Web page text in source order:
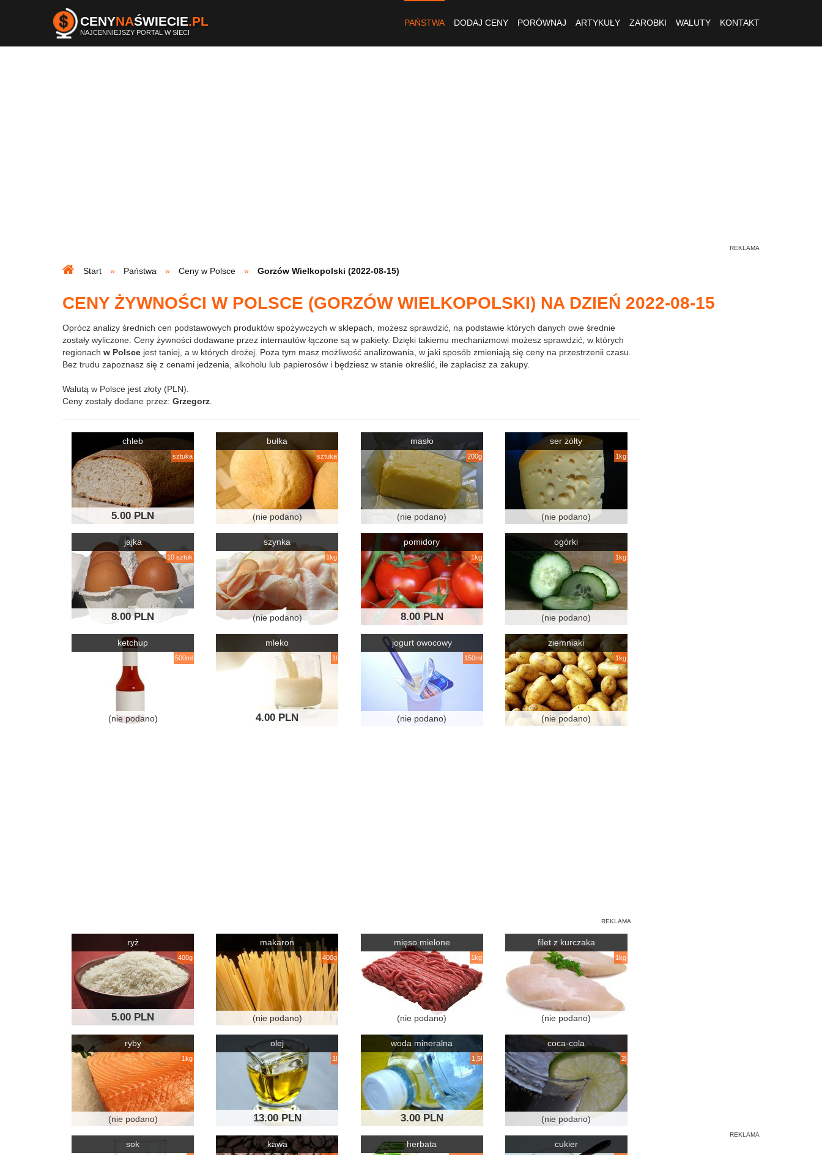
CENYNAŚWIECIE.PL
NAJCENNIEJSZY PORTAL W SIECI
PAŃSTWA DODAJ CENY PORÓWNAJ ARTYKUŁY ZAROBKI WALUTY KONTAKT
Start Państwa Ceny w Polsce Gorzów Wielkopolski (2022-08-15)
CENY ŻYWNOŚCI W POLSCE (GORZÓW WIELKOPOLSKI) NA DZIEŃ 2022-08-15
Oprócz analizy średnich cen podstawowych produktów spożywczych w sklepach, możesz sprawdzić, na podstawie których danych owe średnie
zostały wyliczone. Ceny żywności dodawane przez internautów łączone są w pakiety. Dzięki takiemu mechanizmowi możesz sprawdzić, w których
regionach w Polsce jest taniej, a w których drożej. Poza tym masz możliwość analizowania, w jaki sposób zmieniają się ceny na przestrzenii czasu.
Bez trudu zapoznasz się z cenami jedzenia, alkoholu lub papierosów i będziesz w stanie określić, ile zapłacisz za zakupy.
Walutą w Polsce jest złoty (PLN).
Ceny zostały dodane przez: Grzegorz
chleb
sztuka
5.00 PLN
bułka
sztuka
(nie podano)
masło
200g
(nie podano)
ser żółty
1kg
(nie podano)
jajka
10 sztuk
8.00 PLN
szynka
1kg
(nie podano)
pomidory
1kg
8.00 PLN
ogórki
1kg
(nie podano)
ketchup
500ml
(nie podano)
mleko
1l
4.00 PLN
jogurt owocowy
150ml
(nie podano)
ziemniaki
1kg
(nie podano)
ryż
400g
5.00 PLN
makaron
400g
(nie podano)
mięso mielone
1kg
(nie podano)
filet z kurczaka
1kg
(nie podano)
ryby
1kg
(nie podano)
olej
1l
13.00 PLN
woda mineralna
1,5l
3.00 PLN
coca-cola
2l
(nie podano)
sok kawa herbata cukier